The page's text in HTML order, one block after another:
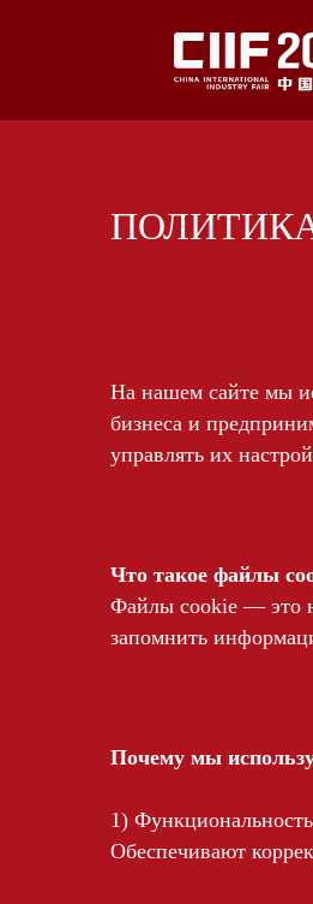
На нашем сайте мы
бизнеса и
управлять их
Что такое файлы
Файлы cookie — это
запомнить
Почему мы
1)
Обеспечивают